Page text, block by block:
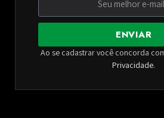
ENVIAR
Ao se cadastrar você concorda
Privacidade.